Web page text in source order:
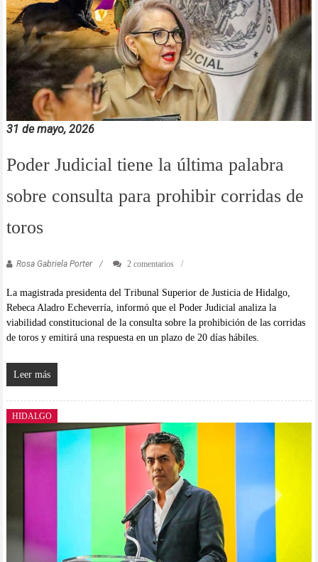
31 de mayo, 2026
Poder Judicial tiene la última palabra
sobre consulta para prohibir corridas de
toros
Rosa Gabriela Porter 2 comentarios
La magistrada presidenta del Tribunal Superior de Justicia de Hidalgo,
Rebeca Aladro Echeverría, informó que el Poder Judicial analiza la
viabilidad constitucional de la consulta sobre la prohibición de las corridas
de toros y emitirá una respuesta en un plazo de 20 días hábiles.
Leer más
HIDALGO